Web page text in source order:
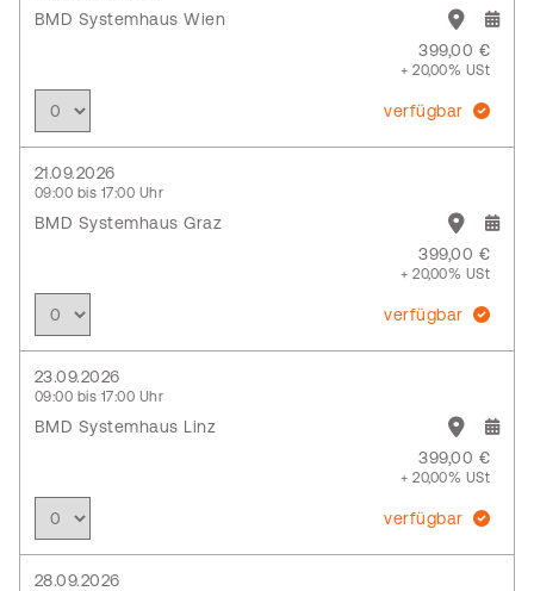
BMD Systemhaus Wien
399,00 €
+ 20,00% USt
verfügbar
21.09.2026
09:00 bis 17:00 Uhr
BMD Systemhaus Graz
399,00 €
+ 20,00% USt
verfügbar
23.09.2026
09:00 bis 17:00 Uhr
BMD Systemhaus Linz
399,00 €
+ 20,00% USt
verfügbar
28.09.2026